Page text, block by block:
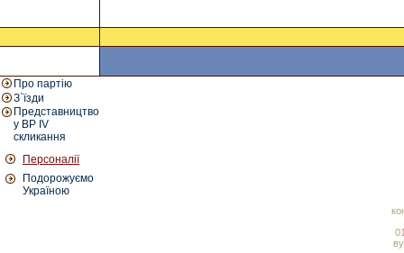
Про партію
З`їзди
Представництво
у ВР IV
скликання
Персоналії
Подорожуємо
Україною